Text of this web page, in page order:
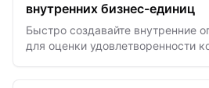
внутренних бизнес-единиц
Быстро создавайте внутренние
для оценки удовлетворенности